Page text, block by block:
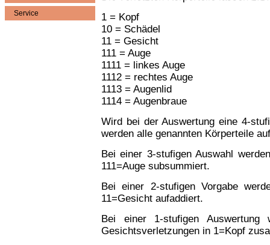
Service
1 = Kopf
10 = Schädel
11 = Gesicht
111 = Auge
1111 = linkes Auge
1112 = rechtes Auge
1113 = Augenlid
1114 = Augenbraue
Wird bei der Auswertung eine 4-
werden alle genannten Körperteile
Bei einer 3-stufigen Auswahl
111=Auge subsummiert.
Bei einer 2-stufigen Vorgabe
11=Gesicht aufaddiert.
Bei einer 1-stufigen Auswertung
Gesichtsverletzungen in 1=Kopf